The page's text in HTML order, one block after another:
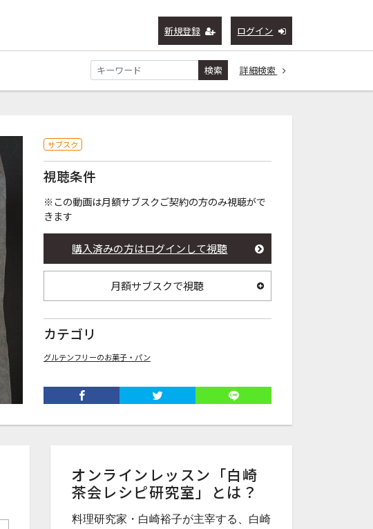
新規登録 ログイン
検索 詳細検索
サブスク
視聴条件
※この動画は月額サブスクご契約の方のみ視聴がで
きます
購入済みの方はログインして視聴
月額サブスクで視聴
カテゴリ
グルテンフリーのお菓子・パン
オンラインレッスン「白崎
茶会レシピ研究室」とは？
料理研究家・白崎裕子が主宰する、白崎